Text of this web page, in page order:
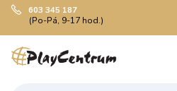
603 345 187
(Po-Pá, 9-17 hod.)